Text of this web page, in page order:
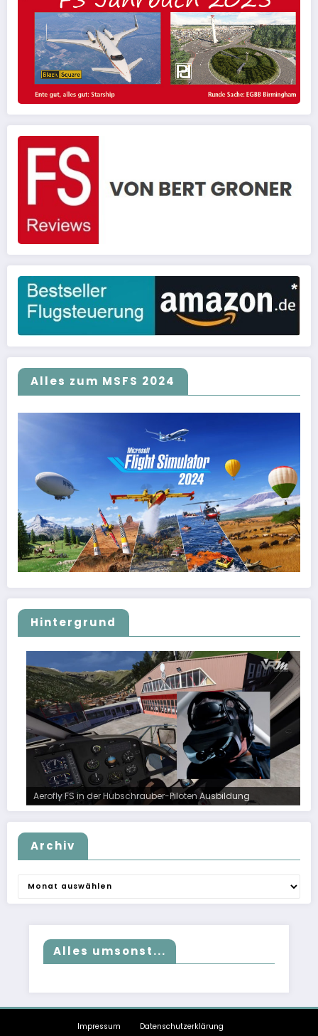
Alles zum MSFS 2024
Hintergrund
Aerofly FS in der Hubschrauber-Piloten Ausbildung
Archiv
Alles umsonst...
Impressum
Datenschutzerklärung